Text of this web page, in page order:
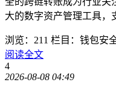
大的数字资产管理工具，
浏览：211 栏目：钱包安
阅读全文
4
2026-08-08 04:49